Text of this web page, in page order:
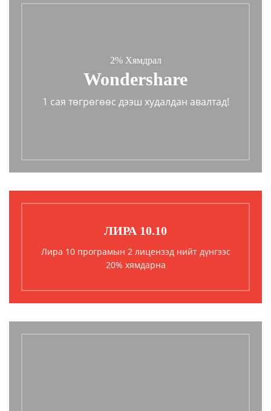
2% Хямдрал
Wondershare
1 сая төгрөгөөс дээш худалдан авалтад!
ЛИРА 10.10
Лира 10 програмын 2 лицензэд нийт дүнгээс
20% хямдарна